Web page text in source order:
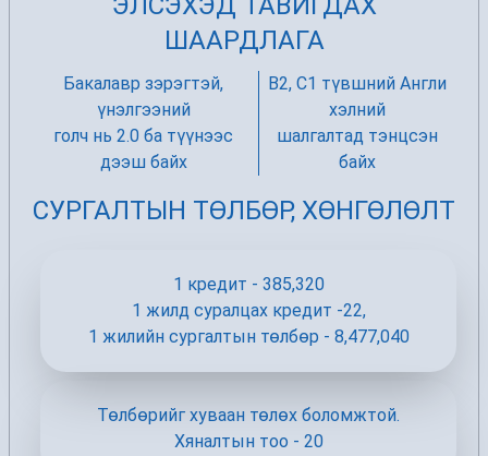
ШААРДЛАГА
Бакалавр зэрэгтэй,
үнэлгээний
голч нь 2.0 ба түүнээс
дээш байх
B2, C1 түвшний Англи
хэлний
шалгалтад тэнцсэн
байх
СУРГАЛТЫН ТӨЛБӨР, ХӨНГӨЛӨЛТ
1 кредит - 385,320
1 жилд суралцах кредит -22,
1 жилийн сургалтын төлбөр - 8,477,040
Төлбөрийг хуваан төлөх боломжтой.
Хяналтын тоо - 20